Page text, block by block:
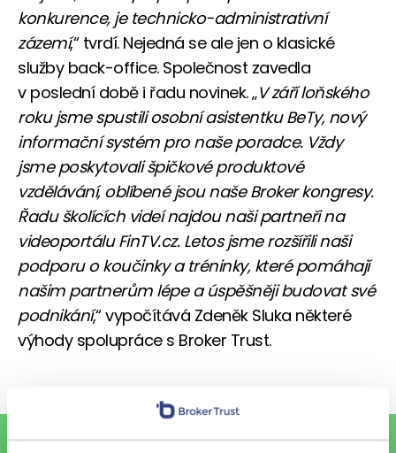
konkurence, je technicko-administrativní
zázemí,“ tvrdí. Nejedná se ale jen o klasické
služby back-office. Společnost zavedla
v poslední době i řadu novinek. „V září loňského
roku jsme spustili osobní asistentku BeTy, nový
informační systém pro naše poradce. Vždy
jsme poskytovali špičkové produktové
vzdělávání, oblíbené jsou naše Broker kongresy.
Řadu školících videí najdou naši partneři na
videoportálu FinTV.cz. Letos jsme rozšířili naši
podporu o koučinky a tréninky, které pomáhají
našim partnerům lépe a úspěšněji budovat své
podnikání,“ vypočítává Zdeněk Sluka některé
výhody spolupráce s Broker Trust.
To nejlepší z financí e-mailem